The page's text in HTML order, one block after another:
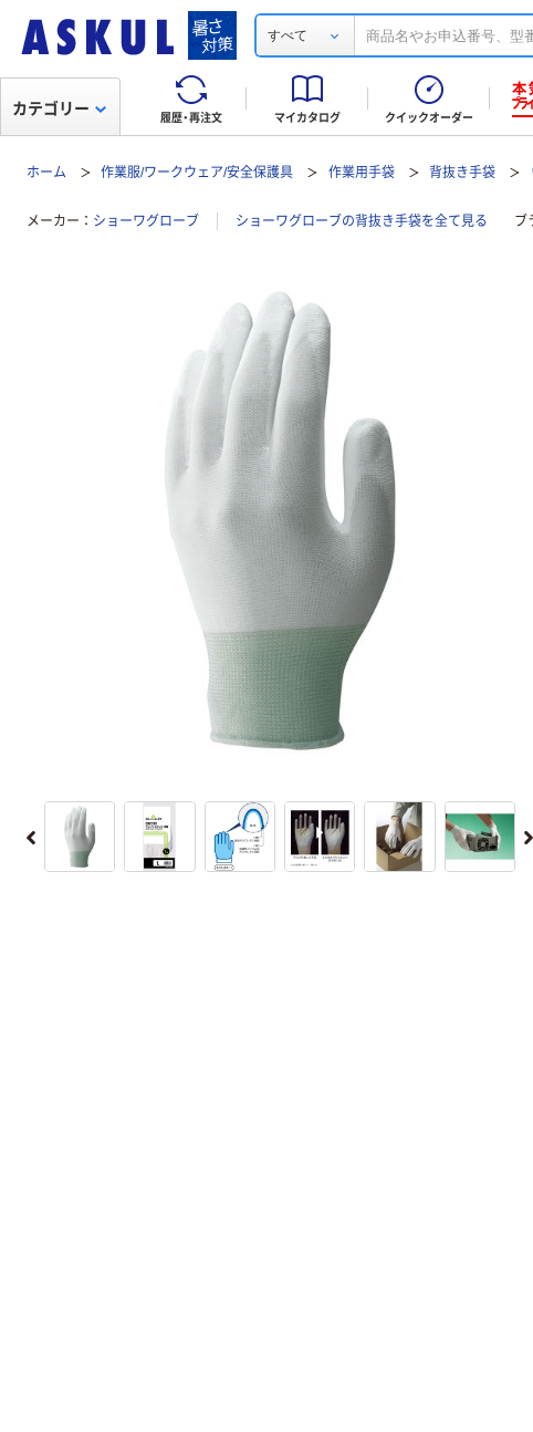
すべて
履歴・再注文 マイカタログ クイックオーダー
カテゴリー
ホーム 作業服/ワークウェア/安全保護具 作業用手袋 背抜き手袋
メーカー ショーワグローブ ショーワグローブの背抜き手袋を全て見る ブ